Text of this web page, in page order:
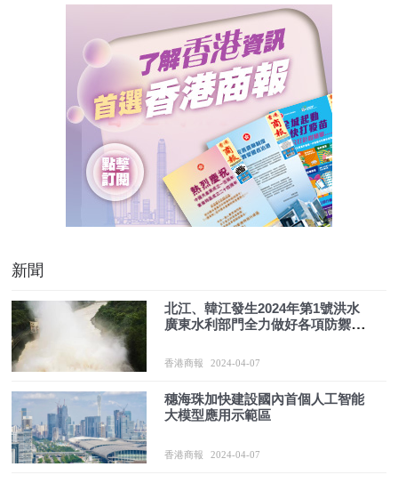
新聞
北江、韓江發生2024年第1號洪水
廣東水利部門全力做好各項防禦工
香港商報 2024-04-07
穗海珠加快建設國內首個人工智能
大模型應用示範區
香港商報 2024-04-07